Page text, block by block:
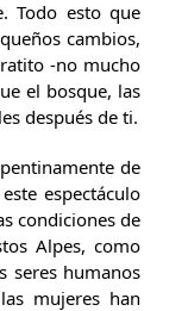
Todo esto que
cambios,
-no mucho
el bosque, las
después de ti.
de
espectáculo
condiciones de
Alpes, como
seres humanos
mujeres han